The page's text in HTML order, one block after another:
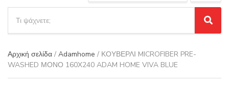
a
e
g
o
a
c
h
p
S
e
h
Αρχική σελίδα / Adamhome / ΚΟΥΒΕΡΛΙ MICROFIBER PRE-
WASHED ΜΟΝΟ 160X240 ADAM HOME VIVA BLUE